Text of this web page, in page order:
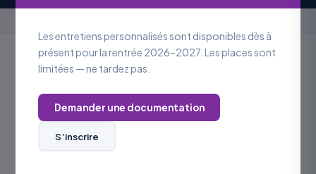
Les entretiens personnalisés sont disponibles dès à
présent pour la rentrée 2026–2027. Les places sont
limitées — ne tardez pas.
Demander une documentation
S’inscrire
Postuler àune offre
VOS COORDONNÉES